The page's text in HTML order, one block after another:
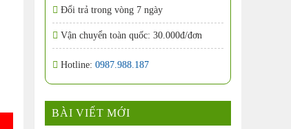
Đổi trả trong vòng 7 ngày
Vận chuyển toàn quốc: 30.000đ/đơn
Hotline: 0987.988.187
BÀI VIẾT MỚI
số lượng